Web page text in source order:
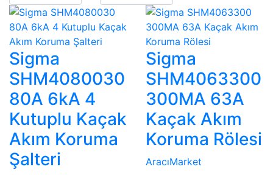
Sigma
SHM4080030
80A 6kA 4
Kutuplu Kaçak
Akım Koruma
Şalteri
Sigma
SHM4063300
300MA 63A
Kaçak Akım
Koruma Rölesi
AracıMarket